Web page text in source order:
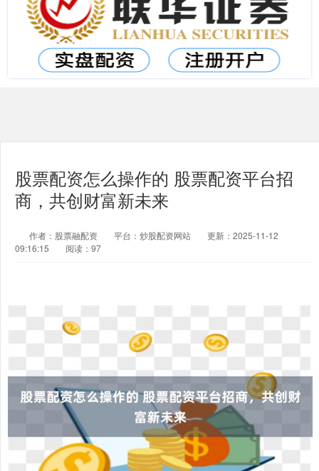
股票配资怎么操作的 股票配资平台招
商，共创财富新未来
作者：股票融配资 平台：炒股配资网站
更新：2025-11-12
09:16:15
阅读：97